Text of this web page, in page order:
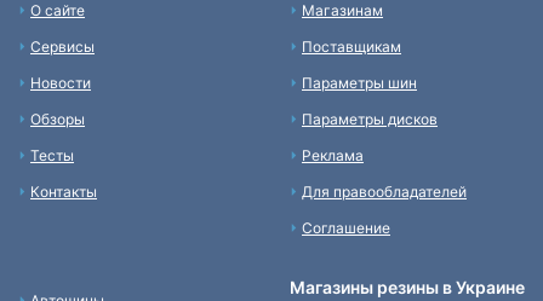
О сайте
Сервисы
Новости
Обзоры
Тесты
Контакты
Магазинам
Поставщикам
Параметры шин
Параметры дисков
Реклама
Для правообладателей
Соглашение
Магазины резины в Украине